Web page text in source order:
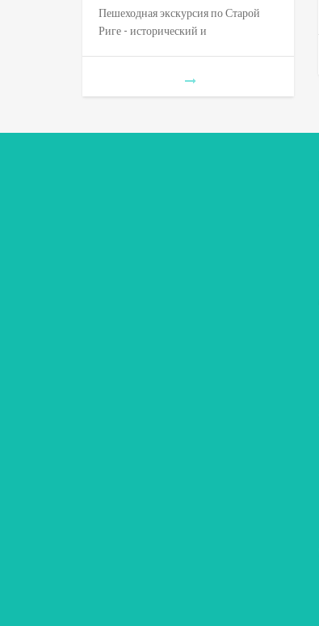
Пешеходная экскурсия по Старой
Риге - исторический и